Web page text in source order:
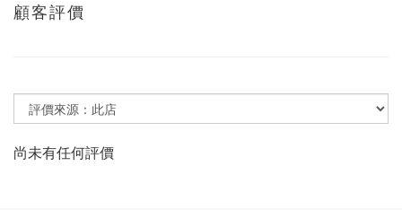
顧客評價
尚未有任何評價